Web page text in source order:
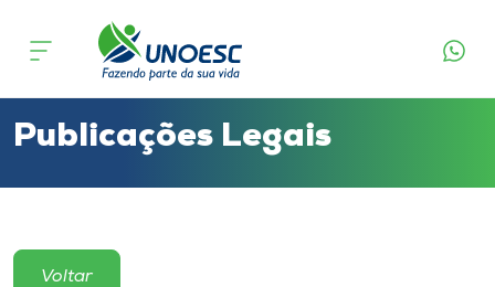
Cursos
Atendimento ao Estudante
Publicações Legais
Voltar